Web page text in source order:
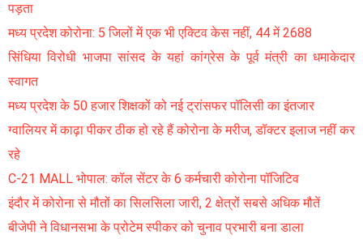
पड़ता
मध्य प्रदेश कोरोना: 5 जिलों में एक भी एक्टिव केस नहीं, 44 में 2688
सिंधिया विरोधी भाजपा सांसद के यहां कांग्रेस के पूर्व मंत्री का धमाकेदार
स्वागत
मध्य प्रदेश के 50 हजार शिक्षकों को नई ट्रांसफर पॉलिसी का इंतजार
ग्वालियर में काढ़ा पीकर ठीक हो रहे हैं कोरोना के मरीज, डॉक्टर इलाज नहीं कर
रहे
C-21 MALL भोपाल: कॉल सेंटर के 6 कर्मचारी कोरोना पॉजिटिव
इंदौर में कोरोना से मौतों का सिलसिला जारी, 2 क्षेत्रों सबसे अधिक मौतें
बीजेपी ने विधानसभा के प्रोटेम स्पीकर को चुनाव प्रभारी बना डाला